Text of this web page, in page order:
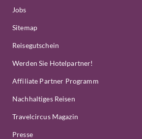
Jobs
Sitemap
Reisegutschein
Werden Sie Hotelpartner!
Affiliate Partner Programm
Nachhaltiges Reisen
Travelcircus Magazin
Presse